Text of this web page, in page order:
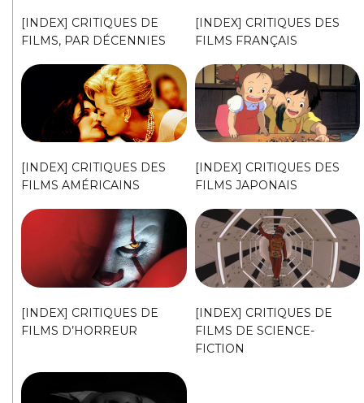
[INDEX] CRITIQUES DE
FILMS, PAR DÉCENNIES
[INDEX] CRITIQUES DES
FILMS FRANÇAIS
[INDEX] CRITIQUES DES
FILMS AMÉRICAINS
[INDEX] CRITIQUES DES
FILMS JAPONAIS
[INDEX] CRITIQUES DE
FILMS D’HORREUR
[INDEX] CRITIQUES DE
FILMS DE SCIENCE-
FICTION